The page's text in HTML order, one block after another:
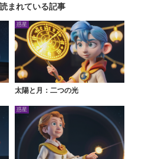
まれている記事
惑星
太陽と月：二つの光
惑星